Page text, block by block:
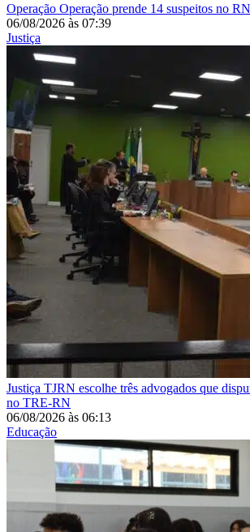
Operação Operação prende 14 suspeitos no RN
06/08/2026 às 07:39
Justiça
Justiça TJRN escolhe três advogados que
no TRE-RN
06/08/2026 às 06:13
Educação